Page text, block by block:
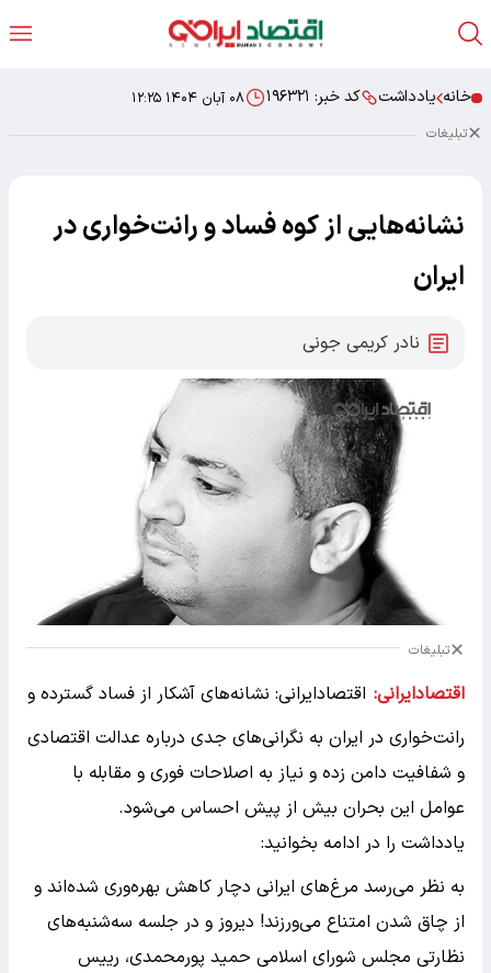
خانه یادداشت کد خبر: ۱۹۶۳۲۱ ۰۸ آبان ۱۴۰۴ ۱۲:۲۵
تبلیغات
نشانه‌هایی از کوه فساد و رانت‌خواری در
ایران
نادر کریمی جونی
تبلیغات
اقتصادایرانی: اقتصادایرانی: نشانه‌های آشکار از فساد گسترده و
رانت‌خواری در ایران به نگرانی‌های جدی درباره عدالت اقتصادی
و شفافیت دامن زده و نیاز به اصلاحات فوری و مقابله با
عوامل این بحران بیش از پیش احساس می‌شود.
یادداشت را در ادامه بخوانید:
به نظر می‌رسد مرغ‌های ایرانی دچار کاهش بهره‌وری شده‌اند و
از چاق شدن امتناع می‌ورزند! دیروز و در جلسه سه‌شنبه‌های
نظارتی مجلس شورای اسلامی حمید پورمحمدی، رییس